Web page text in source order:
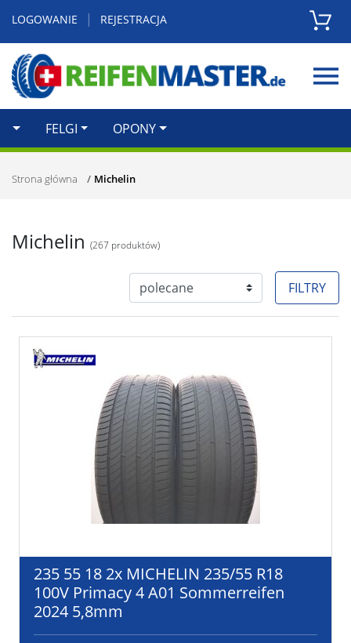
LOGOWANIE | REJESTRACJA
FELGI OPONY
Strona główna Michelin
Michelin (267 produktów)
FILTRY
235 55 18 2x MICHELIN 235/55 R18
100V Primacy 4 A01 Sommerreifen
2024 5,8mm